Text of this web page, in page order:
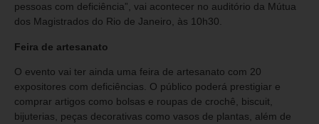
pessoas com deficiência”, vai acontecer no auditório da Mútua
dos Magistrados do Rio de Janeiro, às 10h30.
Feira de artesanato
O evento vai ter ainda uma feira de artesanato com 20
expositores com deficiências. O público poderá prestigiar e
comprar artigos como bolsas e roupas de crochê, biscuit,
bijuterias, peças decorativas como vasos de plantas, além de